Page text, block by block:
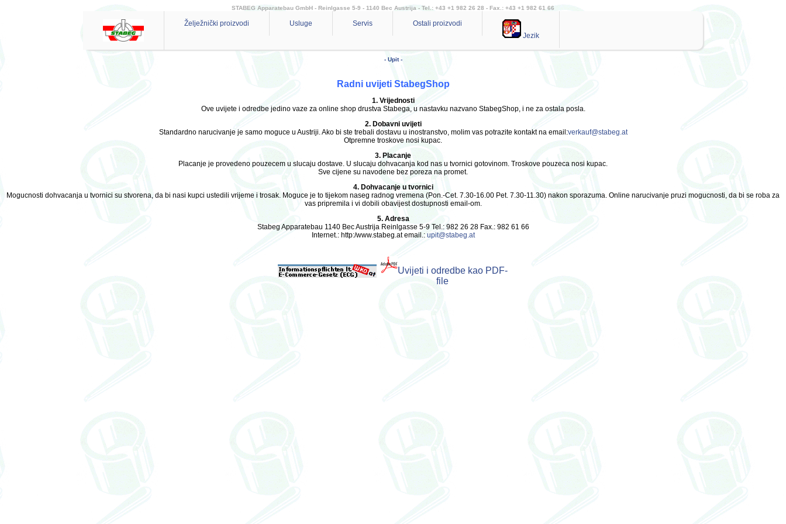
STABEG Apparatebau GmbH - Reinlgasse 5-9 - 1140 Bec Austrija - Tel.: +43 +1 982 26 28 - Fax.: +43 +1 982 61 66
Želježnički proizvodi Usluge Servis
Ostali proizvodi
Jezik
- Upit -
Radni uvijeti StabegShop
1. Vrijednosti
Ove uvijete i odredbe jedino vaze za online shop drustva Stabega, u nastavku nazvano StabegShop, i ne za ostala posla.
2. Dobavni uvijeti
Standardno narucivanje je samo moguce u Austriji. Ako bi ste trebali dostavu u inostranstvo, molim vas potrazite kontakt na email:verkauf@stabeg.at
Otpremne troskove nosi kupac.
3. Placanje
Placanje je provedeno pouzecem u slucaju dostave. U slucaju dohvacanja kod nas u tvornici gotovinom. Troskove pouzeca nosi kupac.
Sve cijene su navodene bez poreza na promet.
4. Dohvacanje u tvornici
Mogucnosti dohvacanja u tvornici su stvorena, da bi nasi kupci ustedili vrijeme i trosak. Moguce je to tijekom naseg radnog vremena (Pon.-Cet. 7.30-16.00 Pet. 7.30-11.30) nakon sporazuma. Online narucivanje pruzi mogucnosti, da bi se roba za
vas pripremila i vi dobili obavijest dostupnosti email-om.
5. Adresa
Stabeg Apparatebau 1140 Bec Austrija Reinlgasse 5-9 Tel.: 982 26 28 Fax.: 982 61 66
Internet.: http:/www.stabeg.at email.: upit@stabeg.at
Uvijeti i odredbe kao PDF-
file